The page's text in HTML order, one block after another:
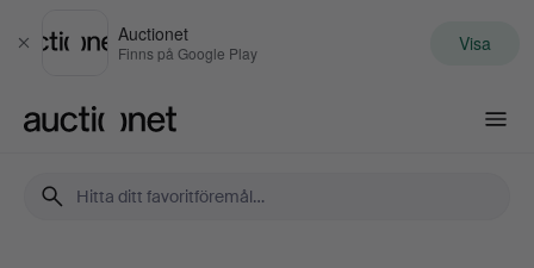
Stäng
Auctionet
Finns på Google Play Visa